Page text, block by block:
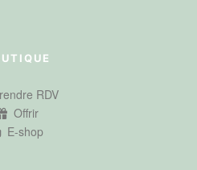
RDV
Offrir
E-shop